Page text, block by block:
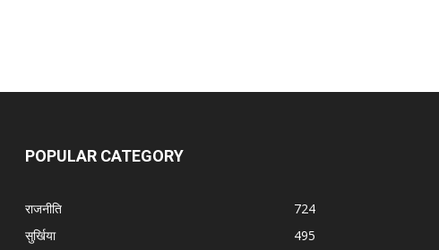
POPULAR CATEGORY
राजनीति
724
सुर्खिया
495